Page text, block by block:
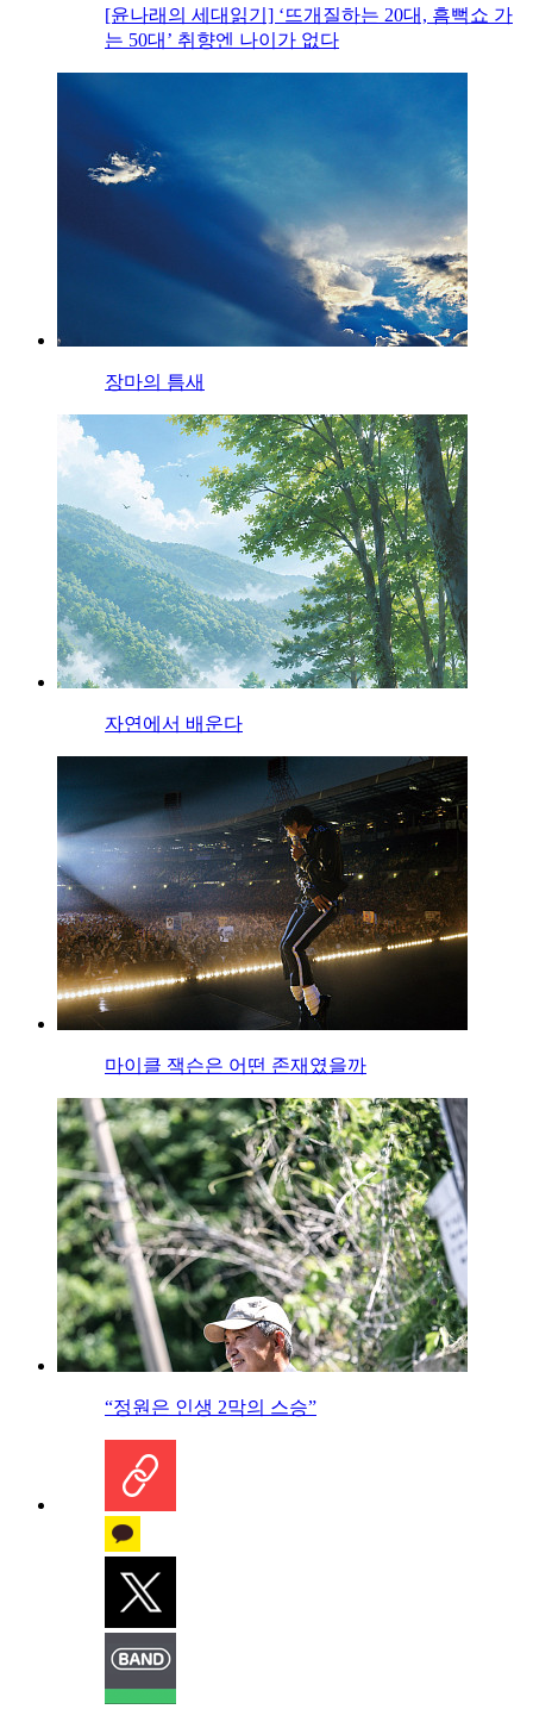
[윤나래의 세대읽기] ‘뜨개질하는 20대, 흠뻑쇼 가
는 50대’ 취향엔 나이가 없다
장마의 틈새
자연에서 배운다
마이클 잭슨은 어떤 존재였을까
“정원은 인생 2막의 스승”